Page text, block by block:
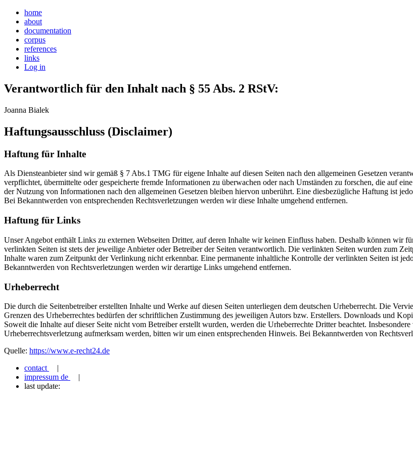
home
about
documentation
corpus
references
links
Log in
Verantwortlich für den Inhalt nach § 55 Abs. 2 RStV:
Joanna Bialek
Haftungsausschluss (Disclaimer)
Haftung für Inhalte
Als Diensteanbieter sind wir gemäß § 7 Abs.1 TMG für eigene Inhalte auf diesen Seiten nach den allgemeinen Gesetzen
verpflichtet, übermittelte oder gespeicherte fremde Informationen zu überwachen oder nach Umständen zu forschen, die auf
der Nutzung von Informationen nach den allgemeinen Gesetzen bleiben hiervon unberührt. Eine diesbezügliche Haftung ist
Bei Bekanntwerden von entsprechenden Rechtsverletzungen werden wir diese Inhalte umgehend entfernen.
Haftung für Links
Unser Angebot enthält Links zu externen Webseiten Dritter, auf deren Inhalte wir keinen Einfluss haben. Deshalb können wir
verlinkten Seiten ist stets der jeweilige Anbieter oder Betreiber der Seiten verantwortlich. Die verlinkten Seiten wurden zum
Inhalte waren zum Zeitpunkt der Verlinkung nicht erkennbar. Eine permanente inhaltliche Kontrolle der verlinkten Seiten ist
Bekanntwerden von Rechtsverletzungen werden wir derartige Links umgehend entfernen.
Urheberrecht
Die durch die Seitenbetreiber erstellten Inhalte und Werke auf diesen Seiten unterliegen dem deutschen Urheberrecht. Die
Grenzen des Urheberrechtes bedürfen der schriftlichen Zustimmung des jeweiligen Autors bzw. Erstellers. Downloads und
Soweit die Inhalte auf dieser Seite nicht vom Betreiber erstellt wurden, werden die Urheberrechte Dritter beachtet.
Urheberrechtsverletzung aufmerksam werden, bitten wir um einen entsprechenden Hinweis. Bei Bekanntwerden von
Quelle: https://www.e-recht24.de
contact
|
impressum de
|
last update: